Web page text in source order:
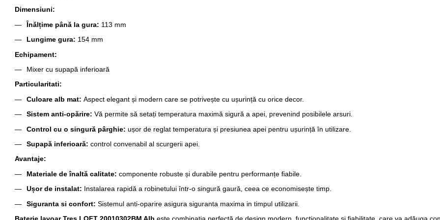
Dimensiuni:
Înălțime până la gura: 113 mm
Lungime gura: 154 mm
Echipament:
Mixer cu supapă inferioară
Particularitati:
Culoare alb mat: Aspect elegant și modern care se potrivește cu ușurință cu orice decor.
Sistem anti-opărire: Vă permite să setați temperatura maximă sigură a apei, prevenind posibilele arsuri.
Control cu ​​o singură pârghie: ușor de reglat temperatura și presiunea apei pentru ușurință în utilizare.
Supapă inferioară: control convenabil al scurgerii apei.
Avantaje:
Materiale de înaltă calitate: componente robuste și durabile pentru performanțe fiabile.
Ușor de instalat: Instalarea rapidă a robinetului într-o singură gaură, ceea ce economisește timp.
Siguranta si confort: Sistemul anti-oparire asigura siguranta maxima in timpul utilizarii.